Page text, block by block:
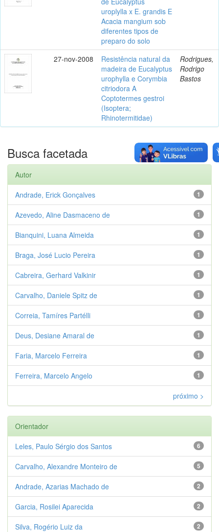
uroplylla x E. grandis E
Acacia mangium sob
diferentes tipos de
preparo do solo
27-nov-2008
Resistência natural da
madeira de Eucalyptus
urophylla e Corymbia
citriodora A
Coptotermes gestroi
(Isoptera;
Rhinotermitidae)
Rodrigues,
Rodrigo
Bastos
Busca facetada
Autor
1
Andrade, Erick Gonçalves
1
Azevedo, Aline Dasmaceno de
1
Bianquini, Luana Almeida
1
Braga, José Lucio Pereira
1
Cabreira, Gerhard Valkinir
1
Carvalho, Daniele Spitz de
1
Correia, Tamíres Partélli
1
Deus, Desiane Amaral de
1
Faria, Marcelo Ferreira
1
Ferreira, Marcelo Angelo
próximo >
Orientador
6
Leles, Paulo Sérgio dos Santos
5
Carvalho, Alexandre Monteiro de
2
Andrade, Azarias Machado de
2
Garcia, Rosilei Aparecida
2
Silva, Rogério Luiz da